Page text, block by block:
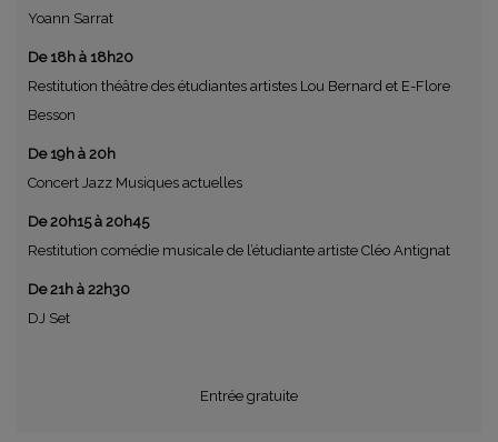
Yoann Sarrat
De 18h à 18h20
Restitution théâtre des étudiantes artistes Lou Bernard et E-Flore
Besson
De 19h à 20h
Concert Jazz Musiques actuelles
De 20h15 à 20h45
Restitution comédie musicale de l’étudiante artiste Cléo Antignat
De 21h à 22h30
DJ Set
Entrée gratuite